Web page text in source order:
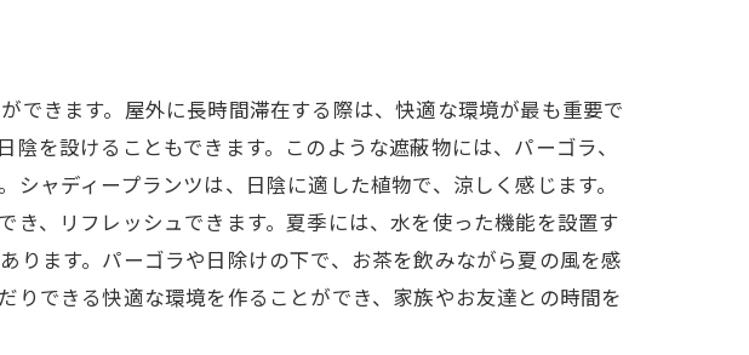
きます。屋外に長時間滞在する際は、快適な環境が最も重要で
を設けることもできます。このような遮蔽物には、パーゴラ、
ャディープランツは、日陰に適した植物で、涼しく感じます。
、リフレッシュできます。夏季には、水を使った機能を設置す
ます。パーゴラや日除けの下で、お茶を飲みながら夏の風を感
できる快適な環境を作ることができ、家族やお友達との時間を